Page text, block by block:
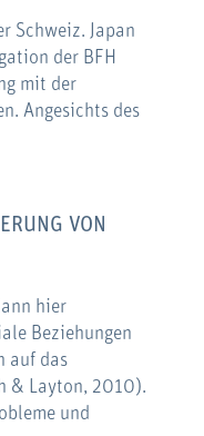
Schweiz. Japan
der BFH
mit der
Angesichts des
VON
hier
Beziehungen
auf das
& Layton, 2010).
und